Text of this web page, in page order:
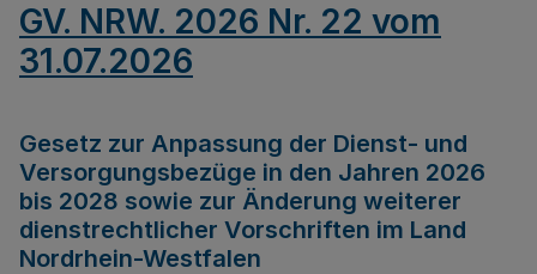
GV. NRW. 2026 Nr. 22 vom
31.07.2026
Gesetz zur Anpassung der Dienst- und
Versorgungsbezüge in den Jahren 2026
bis 2028 sowie zur Änderung weiterer
dienstrechtlicher Vorschriften im Land
Nordrhein-Westfalen